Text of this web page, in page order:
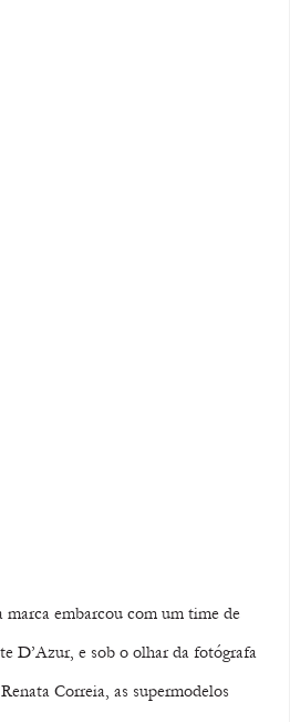
marca embarcou com um time de
D’Azur, e sob o olhar da fotógrafa
Correia, as supermodelos